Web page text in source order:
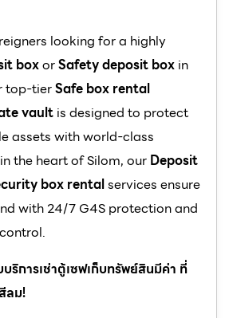
looking for a highly
boxorSafety deposit box in
top-tierSafe box rental
vault is designed to protect
assets with world-class
the heart of Silom, our Deposit
box rentalservices ensure
with 24/7 G4S protection and
ริการเช่าตู้เซฟเก็บทรัพย์สินมีค่า ที่
ลม!